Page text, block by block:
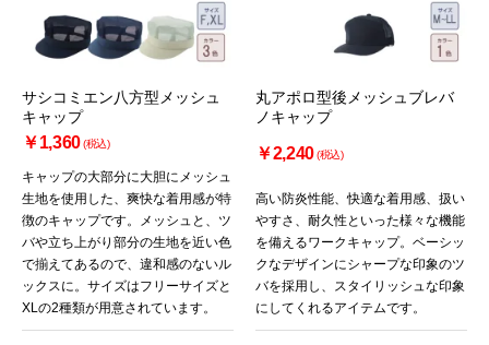
サシコミエン八方型メッシュ
キャップ
￥1,360(税込)
キャップの大部分に大胆にメッシュ
生地を使用した、爽快な着用感が特
徴のキャップです。メッシュと、ツ
バや立ち上がり部分の生地を近い色
で揃えてあるので、違和感のないル
ックスに。サイズはフリーサイズと
XLの2種類が用意されています。
丸アポロ型後メッシュブレバ
ノキャップ
￥2,240(税込)
高い防炎性能、快適な着用感、扱い
やすさ、耐久性といった様々な機能
を備えるワークキャップ。ベーシッ
クなデザインにシャープな印象のツ
バを採用し、スタイリッシュな印象
にしてくれるアイテムです。